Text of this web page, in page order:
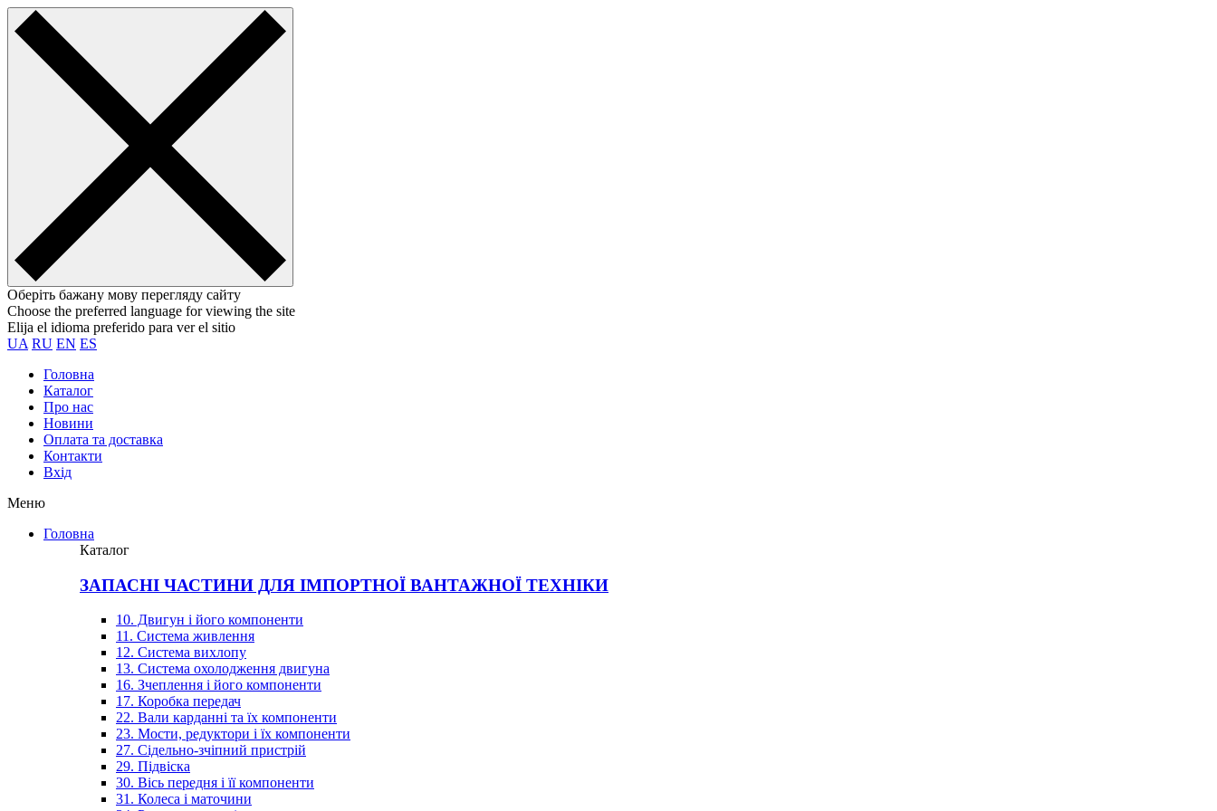
Оберіть бажану мову перегляду сайту
Choose the preferred language for viewing the site
Elija el idioma preferido para ver el sitio
UA RU EN ES
Головна
Каталог
Про нас
Новини
Оплата та доставка
Контакти
Вхiд
Меню
Головна
Каталог
ЗАПАСНІ ЧАСТИНИ ДЛЯ ІМПОРТНОЇ ВАНТАЖНОЇ ТЕХНІКИ
10. Двигун і його компоненти
11. Система живлення
12. Система вихлопу
13. Система охолодження двигуна
16. Зчеплення і його компоненти
17. Коробка передач
22. Вали карданні та їх компоненти
23. Мости, редуктори і їх компоненти
27. Сідельно-зчіпний пристрій
29. Підвіска
30. Вісь передня і її компоненти
31. Колеса і маточини